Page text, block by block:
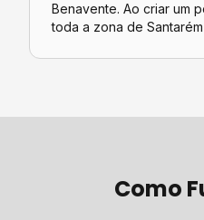
Benavente. Ao criar um
toda a zona de
Como